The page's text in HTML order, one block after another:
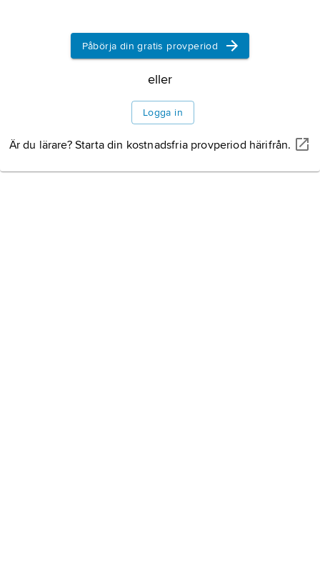
Näringsliv
Turism och gastronomi
Historia
Påbörja din gratis provperiod
eller
Logga in
Är du lärare? Starta din kostnadsfria provperiod härifrån.